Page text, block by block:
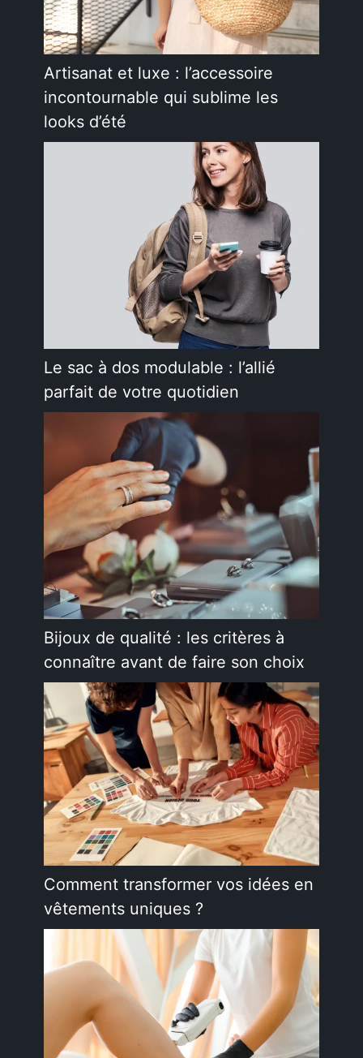
Artisanat et luxe : l’accessoire
incontournable qui sublime les
looks d’été
Le sac à dos modulable : l’allié
parfait de votre quotidien
Bijoux de qualité : les critères à
connaître avant de faire son choix
Comment transformer vos idées en
vêtements uniques ?